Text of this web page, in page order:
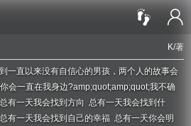
K/著
一直以来没有自信心的男孩，两个人的故事会
会一直在我身边?amp;quot;amp;quot;我不确
总有一天我会找到方向 总有一天我会找到什
总有一天我会找到自己的幸福 总有一天你会明